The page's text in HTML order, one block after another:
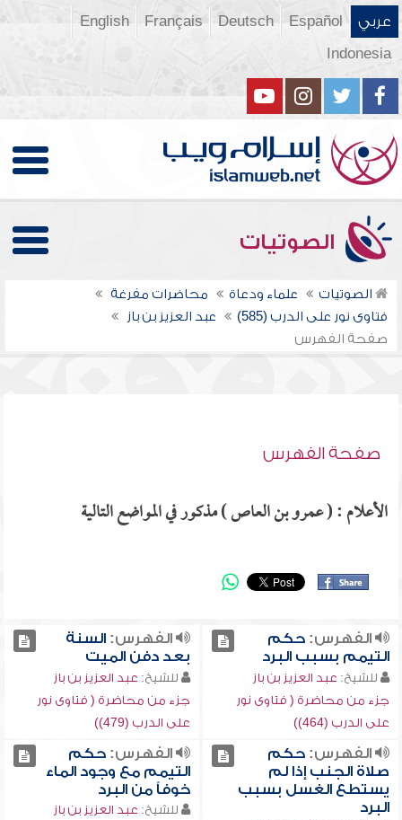
عربي Español
Deutsch
Français
English
Indonesia
الصوتيات
الصوتيات علماء ودعاة
محاضرات مفرغة
فتاوى نور على الدرب (585)
عبد العزيز بن باز
صفحة الفهرس
صفحة الفهرس
الأعلام : ( عمرو بن العاص ) مذكور في المواضع التالية
الفهرس:حكم
التيمم بسبب البرد
للشيخ: عبد العزيز بن باز
جزء من محاضرة ( فتاوى نور
على الدرب (464))
الفهرس:السنة
بعد دفن الميت
للشيخ: عبد العزيز بن باز
جزء من محاضرة ( فتاوى نور
على الدرب (479))
الفهرس:حكم
صلاة الجنب إذا لم
يستطع الغسل بسبب
البرد
الفهرس:حكم
التيمم مع وجود الماء
خوفاً من البرد
للشيخ: عبد العزيز بن باز